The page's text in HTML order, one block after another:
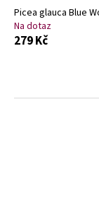
Picea glauca Blue
Na dotaz
279 Kč